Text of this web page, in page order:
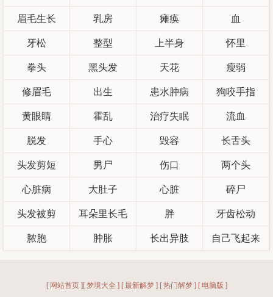
眉毛生长 乳房 瘫痪 血
牙松 整型 上半身 怀里
拳头 黑头发 天花 瘦弱
修眉毛 出生 患水肿病 狗咬手指
黄眼睛 霍乱 治疗失眠 流血
脱发 手心 毁容 长舌头
头发剪短 男尸 伤口 两个头
心脏病 大肚子 心脏 碎尸
头发被剪 耳朵里长毛 胖 牙齿松动
脓胞 肿胀 长出异肢 自己飞起来
[ 网站首页 ] [ 梦境大全 ] [ 最新解梦 ] [ 热门解梦 ] [ 电脑版 ]